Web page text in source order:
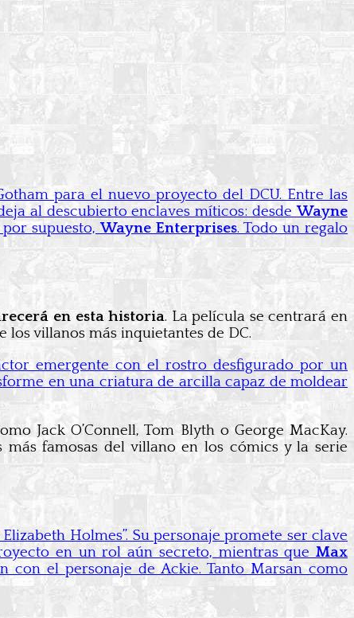
para el nuevo proyecto del DCU. Entre las
al descubierto enclaves míticos: desdeWayne
supuesto,Wayne Enterprises. Todo un regalo
en esta historia. La película se centrará en
villanos más inquietantes de DC.
emergente con el rostro desfigurado por un
en una criatura de arcilla capaz de moldear
Jack O’Connell, Tom Blyth o George MacKay.
más famosas del villano en los cómics y la serie
Holmes”. Su personaje promete ser clave
en un rol aún secreto, mientras que Max
con el personaje de Ackie. Tanto Marsan como